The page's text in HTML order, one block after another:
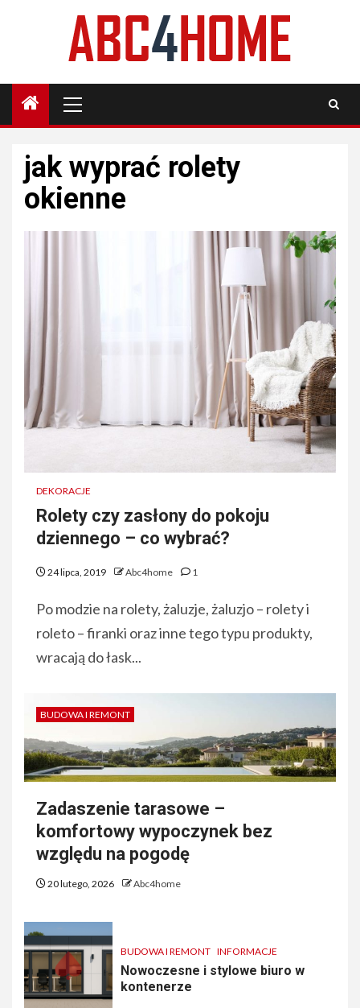
Menu
jak wyprać rolety
okienne
DEKORACJE
Rolety czy zasłony do pokoju
dziennego – co wybrać?
24 lipca, 2019 Abc4home 1
Po modzie na rolety, żaluzje, żaluzjo – rolety i
roleto – firanki oraz inne tego typu produkty,
wracają do łask...
BUDOWA I REMONT
Zadaszenie tarasowe –
komfortowy wypoczynek bez
względu na pogodę
20 lutego, 2026 Abc4home
BUDOWA I REMONT INFORMACJE
Nowoczesne i stylowe biuro w
kontenerze